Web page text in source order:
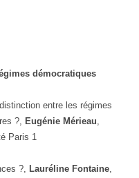
démocratiques
entre les régimes
?, Eugénie Mérieau
Paris 1
?, Lauréline Fontaine